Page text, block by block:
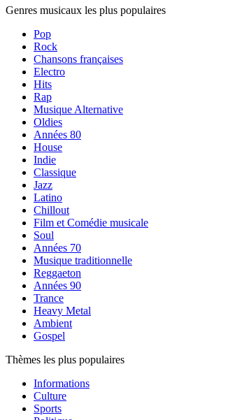
Genres musicaux les plus populaires
Pop
Rock
Chansons françaises
Electro
Hits
Rap
Musique Alternative
Oldies
Années 80
House
Indie
Classique
Jazz
Latino
Chillout
Film et Comédie musicale
Soul
Années 70
Musique traditionnelle
Reggaeton
Années 90
Trance
Heavy Metal
Ambient
Gospel
Thèmes les plus populaires
Informations
Culture
Sports